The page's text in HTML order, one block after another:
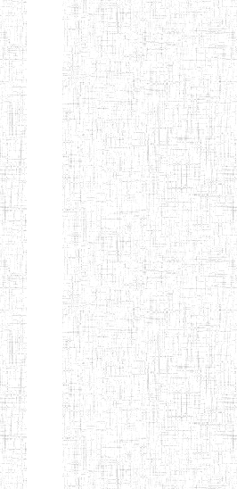
Etablissements
d'enseignement
normal
ENI
Chercher:
Effacer les filtres
Denomination
Type